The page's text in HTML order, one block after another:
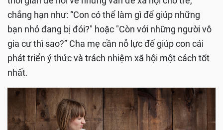
chẳng hạn như: “Con có thể làm gì để giúp những
bạn nhỏ đang bị đói?" hoặc "Còn với những người vô
gia cư thì sao?” Cha mẹ cần nỗ lực để giúp con cái
phát triển ý thức và trách nhiệm xã hội một cách tốt
nhất.